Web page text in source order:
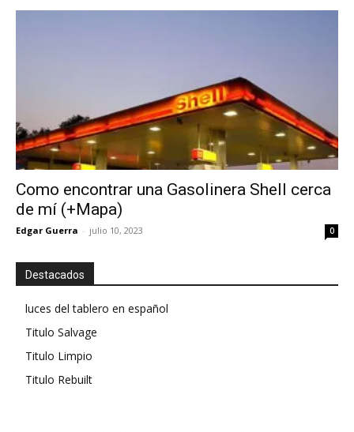
Como encontrar una Gasolinera Shell cerca
de mí (+Mapa)
Edgar Guerra - julio 10, 2023 0
Destacados
luces del tablero en español
Titulo Salvage
Titulo Limpio
Titulo Rebuilt